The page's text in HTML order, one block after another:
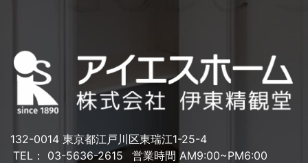
132-0014 東京都江戸川区東瑞江1-25-4
TEL： 03-5636-2615
営業時間 AM9:00~PM6:00